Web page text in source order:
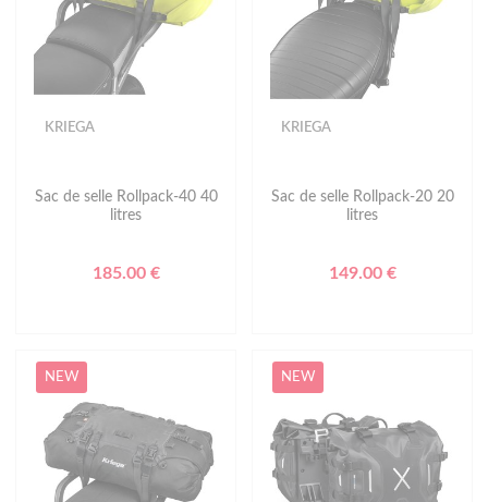
KRIEGA
Sac de selle Rollpack-40 40
litres
185.00 €
KRIEGA
Sac de selle Rollpack-20 20
litres
149.00 €
NEW NEW